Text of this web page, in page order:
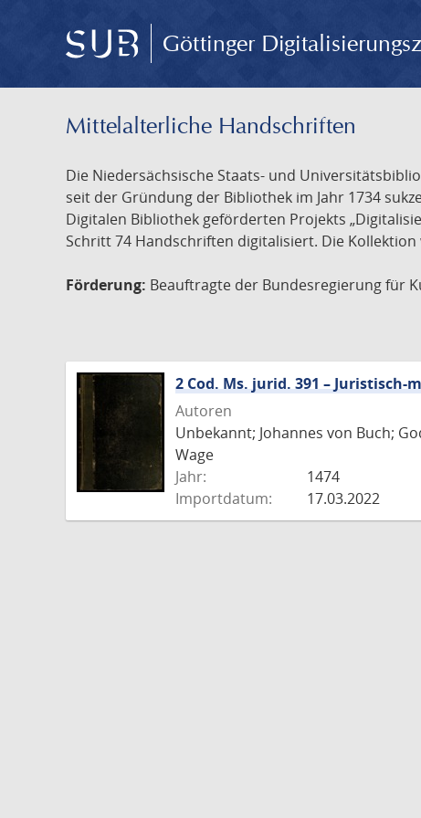
Göttinger
Mittelalterliche Handschriften
Die Niedersächsische Staats- und
seit der Gründung der Bibliothek im Jahr 1734
Digitalen Bibliothek geförderten Projekts
Schritt 74 Handschriften digitalisiert. Die
Förderung: Beauftragte der Bundesregierung für
2 Cod. Ms. jurid. 391 –
Autoren
Unbekannt; Johannes von Buch;
Wage
Jahr:
1474
Importdatum:
17.03.2022